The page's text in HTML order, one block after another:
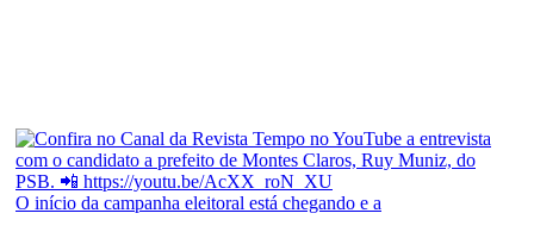
O início da campanha eleitoral está chegando e a